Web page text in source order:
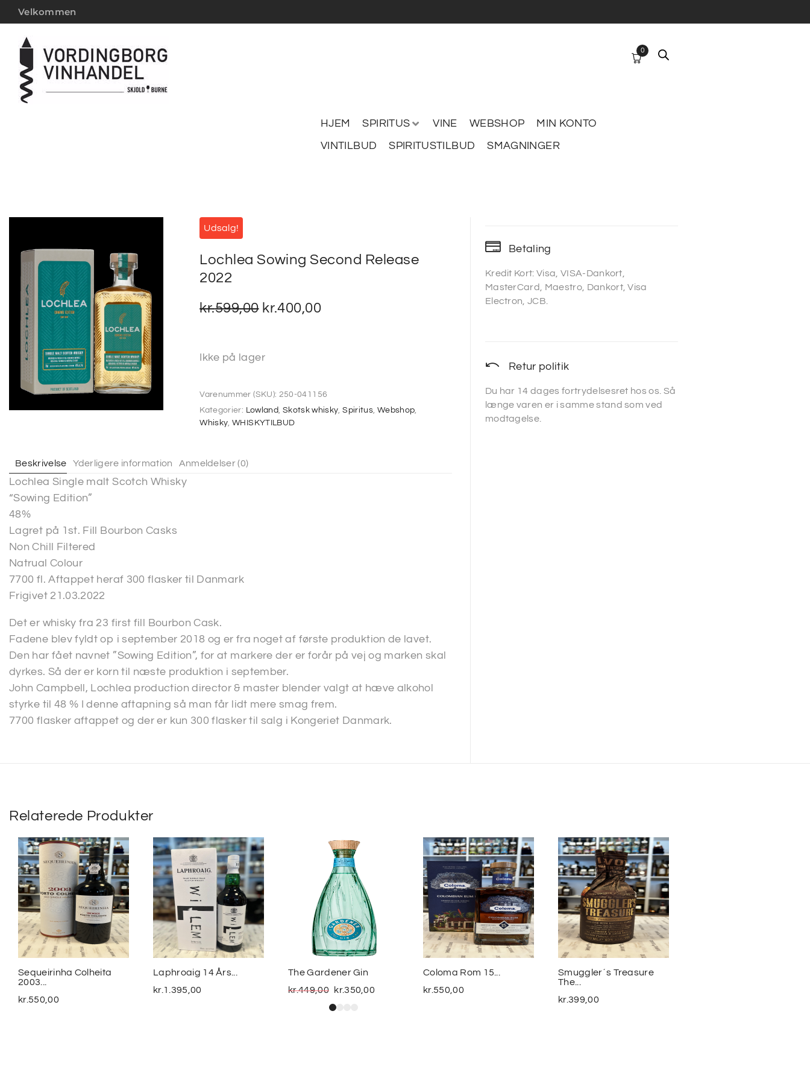
Velkommen
HJEM SPIRITUS VINE WEBSHOP
MIN KONTO
VINTILBUD
SPIRITUSTILBUD SMAGNINGER
0
Udsalg!
Lochlea Sowing Second Release
2022
kr.599,00 kr.400,00
Ikke på lager
Varenummer (SKU): 250-041156
Kategorier: Lowland, Skotsk whisky,Spiritus, Webshop,
Whisky,WHISKYTILBUD
Beskrivelse Yderligere information Anmeldelser (0)
Lochlea Single malt Scotch Whisky
“Sowing Edition”
48%
Lagret på 1st. Fill Bourbon Casks
Non Chill Filtered
Natrual Colour
7700 fl. Aftappet heraf 300 flasker til Danmark
Frigivet 21.03.2022
Det er whisky fra 23 first fill Bourbon Cask.
Fadene blev fyldt op i september 2018 og er fra noget af første produktion de lavet.
Den har fået navnet ”Sowing Edition”, for at markere der er forår på vej og marken skal
dyrkes. Så der er korn til næste produktion i september.
John Campbell, Lochlea production director & master blender valgt at hæve alkohol
styrke til 48 % I denne aftapning så man får lidt mere smag frem.
7700 flasker aftappet og der er kun 300 flasker til salg i Kongeriet Danmark.
Betaling
Kredit Kort: Visa, VISA-Dankort,
MasterCard, Maestro, Dankort, Visa
Electron, JCB.
Retur politik
Du har 14 dages fortrydelsesret hos os. Så
længe varen er i samme stand som ved
modtagelse.
Relaterede Produkter
Sequeirinha Colheita
2003...
kr.550,00
Laphroaig 14 Års...
kr. 1.395,00
The Gardener Gin
kr.449,00 kr.350,00
Coloma Rom 15...
kr.550,00
Smuggler´s Treasure
The...
kr.399,00